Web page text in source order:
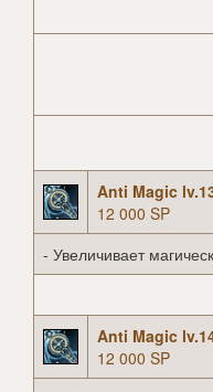
Anti Magic
12 000 SP
- Увеличивает
Anti Magic
12 000 SP